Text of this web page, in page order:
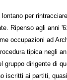
per
Ripenso agli anni
occupazioni ad
tipica negli
gruppo dirigente di
iscritti ai partiti,